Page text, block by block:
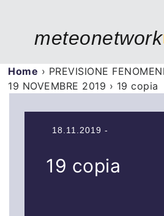
meteonetwork
Home › PREVISIONE
19 NOVEMBRE 2019 › 19 copia
18.11.2019 -
19 copia